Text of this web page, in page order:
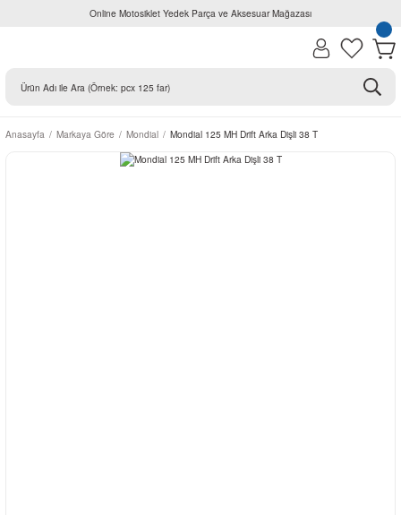
Online Motosiklet Yedek Parça ve Aksesuar Mağazası
Anasayfa Markaya Göre Mondial Mondial 125 MH Drift Arka Dişli 38 T